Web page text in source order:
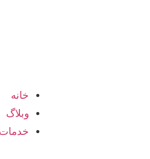
خانه
وبلاگ